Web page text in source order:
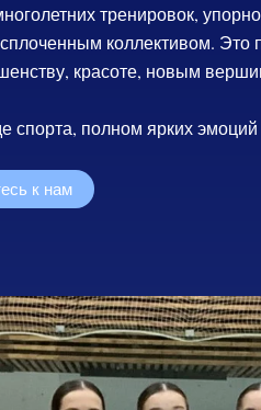
тренировок,
коллективом. Это
красоте, новым
полном ярких
к нам